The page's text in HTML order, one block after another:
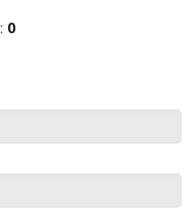
: 0